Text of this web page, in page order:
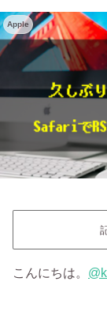
Apple
こんにちは。